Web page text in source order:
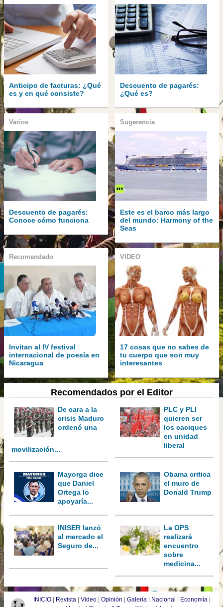
Anticipo de facturas: ¿Qué
es y en qué consiste?
Descuento de pagarés:
¿Qué es?
Varios
Descuento de pagarés:
Conoce cómo funciona
Sugerencia
Este es el barco más largo
del mundo: Harmony of the
Seas
Recomendado
Invitan al IV festival
internacional de poesía en
Nicaragua
VIDEO
17 cosas que no sabes de
tu cuerpo que son muy
interesantes
Recomendados por el Editor
De cara a la
crisis Maduro
ordenó una
movilización...
PLC y PLI
quieren ser
los caciques
en unidad
liberal
Mayorga dice
que Daniel
Ortega lo
apoyaría...
Obama critica
el muro de
Donald Trump
INISER lanzó
al mercado el
Seguro de...
La OPS
realizará
encuentro
sobre
medicina...
INICIO Revista |Video |Opinión |Galería Nacional Economía